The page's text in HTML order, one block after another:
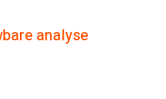
analyse